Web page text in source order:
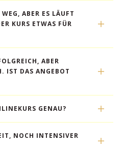
ABER ES LÄUFT
KURS ETWAS FÜR
ABER
IST DAS ANGEBOT
GENAU?
NOCH INTENSIVER